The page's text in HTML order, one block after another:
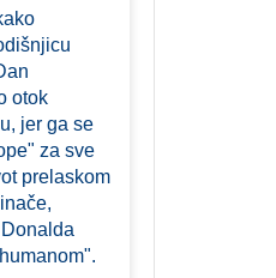
otok
jer ga se
za sve
prelaskom